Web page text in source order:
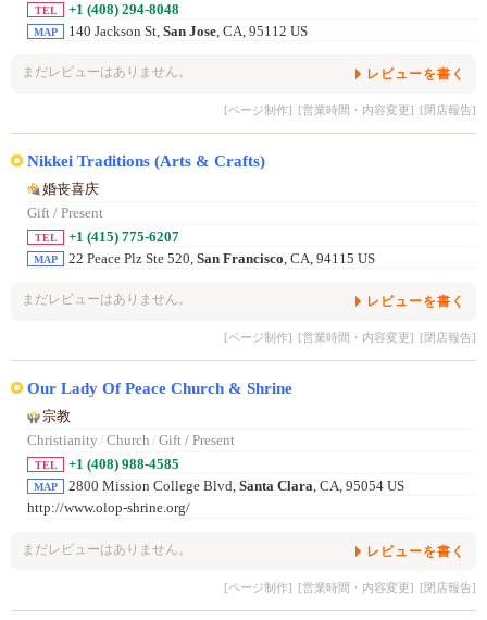
TEL +1 (408) 294-8048
MAP 140 Jackson St, San Jose, CA, 95112 US
まだレビューはありません。 レビューを書く
[ページ制作] [営業時間・内容変更] [閉店報告]
Nikkei Traditions (Arts & Crafts)
婚丧喜庆
Gift / Present
TEL +1 (415) 775-6207
MAP 22 Peace Plz Ste 520, San Francisco, CA, 94115 US
まだレビューはありません。 レビューを書く
[ページ制作] [営業時間・内容変更] [閉店報告]
Our Lady Of Peace Church & Shrine
宗教
Christianity / Church / Gift / Present
TEL +1 (408) 988-4585
MAP 2800 Mission College Blvd, Santa Clara, CA, 95054 US
http://www.olop-shrine.org/
まだレビューはありません。 レビューを書く
[ページ制作] [営業時間・内容変更] [閉店報告]